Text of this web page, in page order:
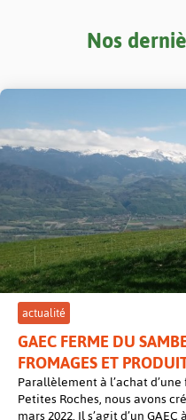
Nos
post
actualité
GAEC FERME DU
FROMAGES ET
Parallèlement à l’achat
Petites Roches, nous avons